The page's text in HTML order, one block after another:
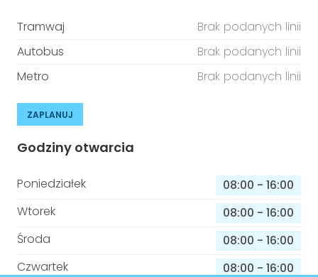
Tramwaj
Brak podanych linii
Autobus
Brak podanych linii
Metro
Brak podanych linii
ZAPLANUJ
Godziny otwarcia
Poniedziałek 08:00 - 16:00
Wtorek
08:00 - 16:00
Środa
08:00 - 16:00
Czwartek
08:00 - 16:00